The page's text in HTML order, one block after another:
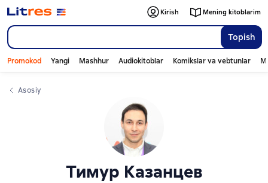
Topish
Kirish Mening kitoblarim
Promokod Yangi Mashhur Audiokitoblar Komikslar va vebtunlar
Asosiy
Тимур Казанцев
Слайдер с книгами
Слайдер с книгами